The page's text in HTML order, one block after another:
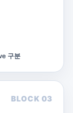
구분
BLOCK 03